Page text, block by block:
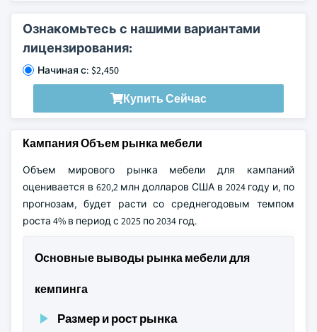
Ознакомьтесь с нашими вариантами
лицензирования:
Начиная с: $2,450
Купить Сейчас
Кампания Объем рынка мебели
Объем мирового рынка мебели для кампаний
оценивается в 620,2 млн долларов США в 2024 году и, по
прогнозам, будет расти со среднегодовым темпом
роста 4% в период с 2025 по 2034 год.
Основные выводы рынка мебели для
кемпинга
Размер и рост рынка